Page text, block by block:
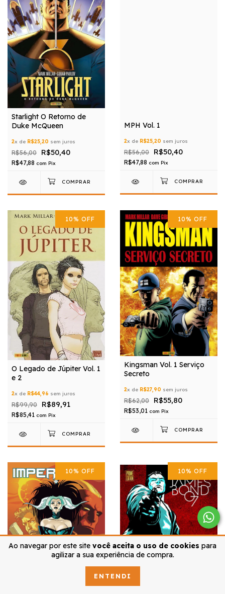
Ao navegar por este site você aceita o uso de cookies para
agilizar a sua experiência de compra.
ENTENDI
Starlight O Retorno de
Duke McQueen
2x de R$25,20 sem juros
R$56,00 R$50,40
R$47,88 com Pix
MPH Vol. 1
2x de R$25,20 sem juros
R$56,00 R$50,40
R$47,88 com Pix
10% OFF
O Legado de Júpiter Vol. 1
e 2
2x de R$44,96 sem juros
R$99,90 R$89,91
R$85,41 com Pix
10% OFF
Kingsman Vol. 1 Serviço
Secreto
2x de R$27,90 sem juros
R$62,00 R$55,80
R$53,01 com Pix
10% OFF 10% OFF